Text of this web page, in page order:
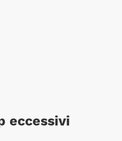
eccessivi